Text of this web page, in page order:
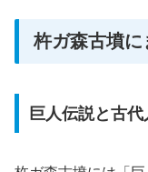
杵ガ森古墳
巨人伝説と古